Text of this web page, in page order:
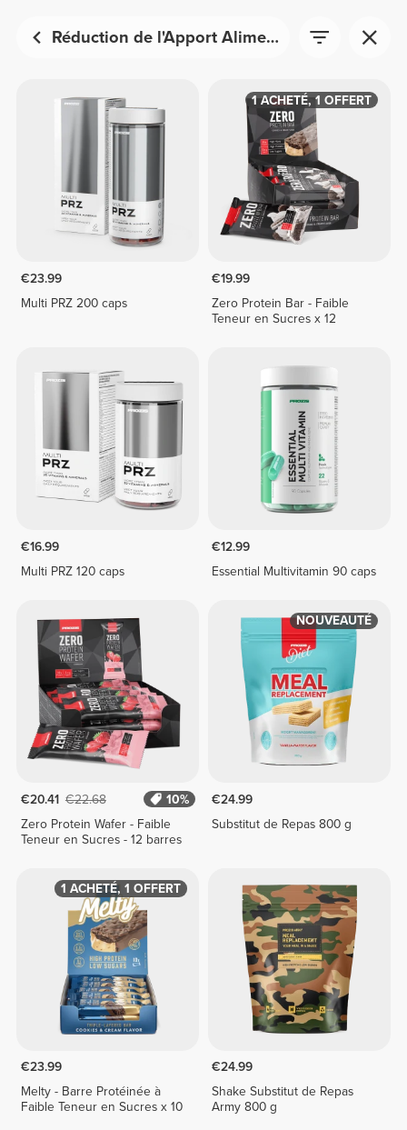
Réduction de l'Apport Alimentaire
€23.99
Multi PRZ 200 caps
1 ACHETÉ, 1 OFFERT
€19.99
Zero Protein Bar - Faible
Teneur en Sucres x 12
€16.99
Multi PRZ 120 caps
€12.99
Essential Multivitamin 90 caps
€20.41 €22.68
10%
Zero Protein Wafer - Faible
Teneur en Sucres - 12 barres
NOUVEAUTÉ
€24.99
Substitut de Repas 800 g
1 ACHETÉ, 1 OFFERT
€23.99
Melty - Barre Protéinée à
Faible Teneur en Sucres x 10
€24.99
Shake Substitut de Repas
Army 800 g